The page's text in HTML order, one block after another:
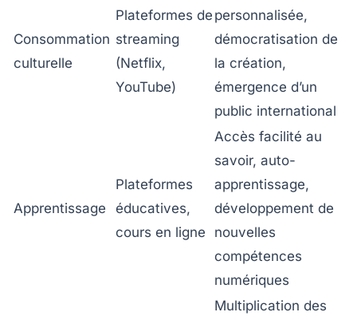
Consommation
culturelle
Plateformes de
streaming
(Netflix,
YouTube)
personnalisée,
démocratisation de
la création,
émergence d’un
public international
Apprentissage
Plateformes
éducatives,
cours en ligne
Accès facilité au
savoir, auto-
apprentissage,
développement de
nouvelles
compétences
numériques
Multiplication des